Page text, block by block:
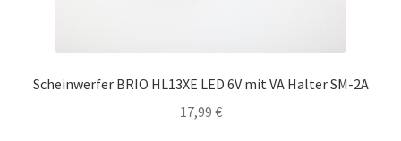
Scheinwerfer BRIO HL13XE LED 6V mit VA Halter SM-2A
17,99 €